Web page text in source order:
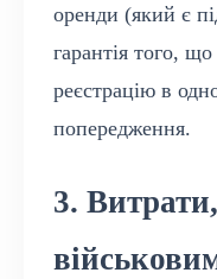
оренди (який є
гарантія того,
реєстрацію в
попередження.
3.